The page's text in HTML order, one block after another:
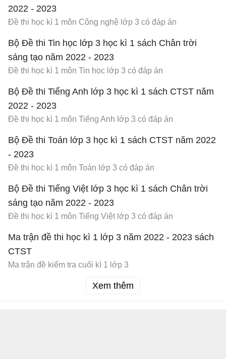
2022 - 2023
Đề thi học kì 1 môn Công nghệ lớp 3 có đáp án
Bộ Đề thi Tin học lớp 3 học kì 1 sách Chân trời
sáng tạo năm 2022 - 2023
Đề thi học kì 1 môn Tin học lớp 3 có đáp án
Bộ Đề thi Tiếng Anh lớp 3 học kì 1 sách CTST năm
2022 - 2023
Đề thi học kì 1 môn Tiếng Anh lớp 3 có đáp án
Bộ Đề thi Toán lớp 3 học kì 1 sách CTST năm 2022
- 2023
Đề thi học kì 1 môn Toán lớp 3 có đáp án
Bộ Đề thi Tiếng Việt lớp 3 học kì 1 sách Chân trời
sáng tạo năm 2022 - 2023
Đề thi học kì 1 môn Tiếng Việt lớp 3 có đáp án
Ma trận đề thi học kì 1 lớp 3 năm 2022 - 2023 sách
CTST
Ma trận đề kiểm tra cuối kì 1 lớp 3
Xem thêm